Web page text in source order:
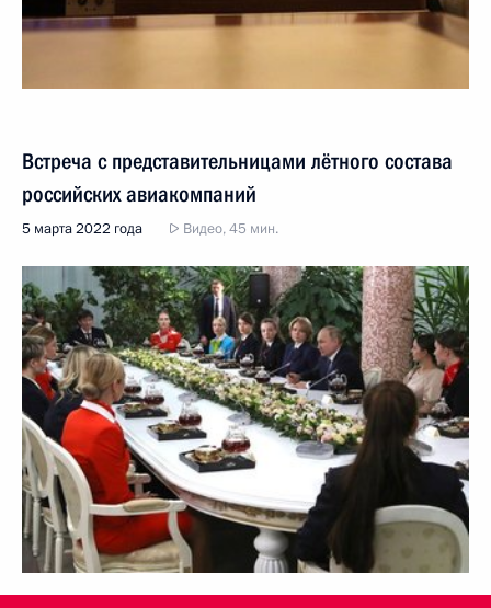
Встреча с представительницами лётного состава
российских авиакомпаний
5 марта 2022 года Видео, 45 мин.